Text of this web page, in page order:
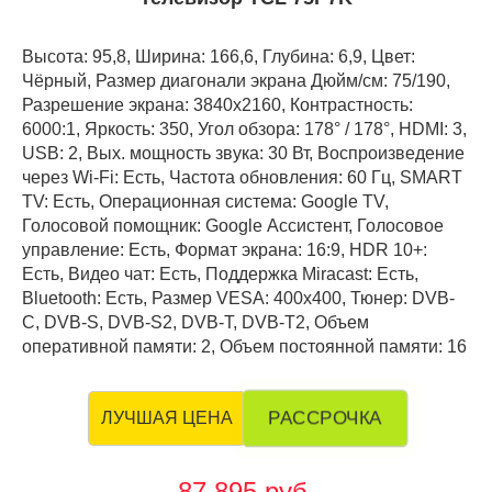
Высота: 95,8, Ширина: 166,6, Глубина: 6,9, Цвет:
Чёрный, Размер диагонали экрана Дюйм/см: 75/190,
Разрешение экрана: 3840x2160, Контрастность:
6000:1, Яркость: 350, Угол обзора: 178° / 178°, HDMI: 3,
USB: 2, Вых. мощность звука: 30 Вт, Воспроизведение
через Wi-Fi: Есть, Частота обновления: 60 Гц, SMART
TV: Есть, Операционная система: Google TV,
Голосовой помощник: Google Ассистент, Голосовое
управление: Есть, Формат экрана: 16:9, HDR 10+:
Есть, Видео чат: Есть, Поддержка Miracast: Есть,
Bluetooth: Есть, Размер VESA: 400х400, Тюнер: DVB-
C, DVB-S, DVB-S2, DVB-T, DVB-T2, Объем
оперативной памяти: 2, Объем постоянной памяти: 16
ЛУЧШАЯ ЦЕНА РАССРОЧКА